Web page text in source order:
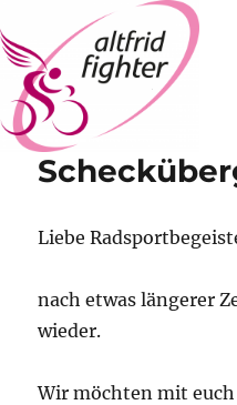
Altfrid Fighter
Liebe
nach etwas längerer
wieder.
Wir möchten mit